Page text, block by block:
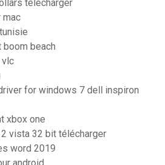
télécharger
mac
boom beach
vlc
for windows 7 dell inspiron
xbox one
vista 32 bit télécharger
word 2019